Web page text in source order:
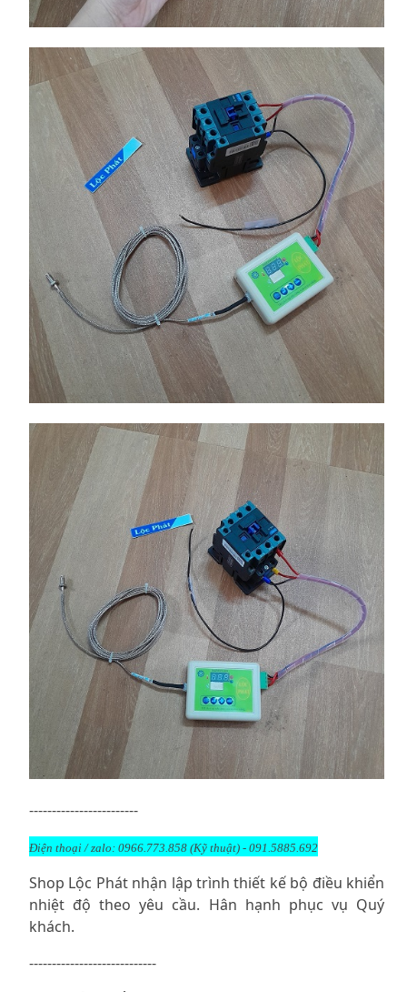
------------------------
Điện thoại / zalo: 0966.773.858 (Kỹ thuật) - 091.5885.692
Shop Lộc Phát nhận lập trình thiết kế bộ điều khiển
nhiệt độ theo yêu cầu. Hân hạnh phục vụ Quý
khách.
----------------------------